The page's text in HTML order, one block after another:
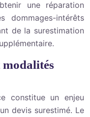
une réparation
intérêts
de la surestimation
modalités
constitue un enjeu
devis surestimé. Le